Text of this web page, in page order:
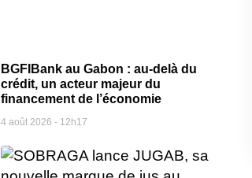
BGFIBank au Gabon : au-delà du
crédit, un acteur majeur du
financement de l’économie
4 août 2026 12h17